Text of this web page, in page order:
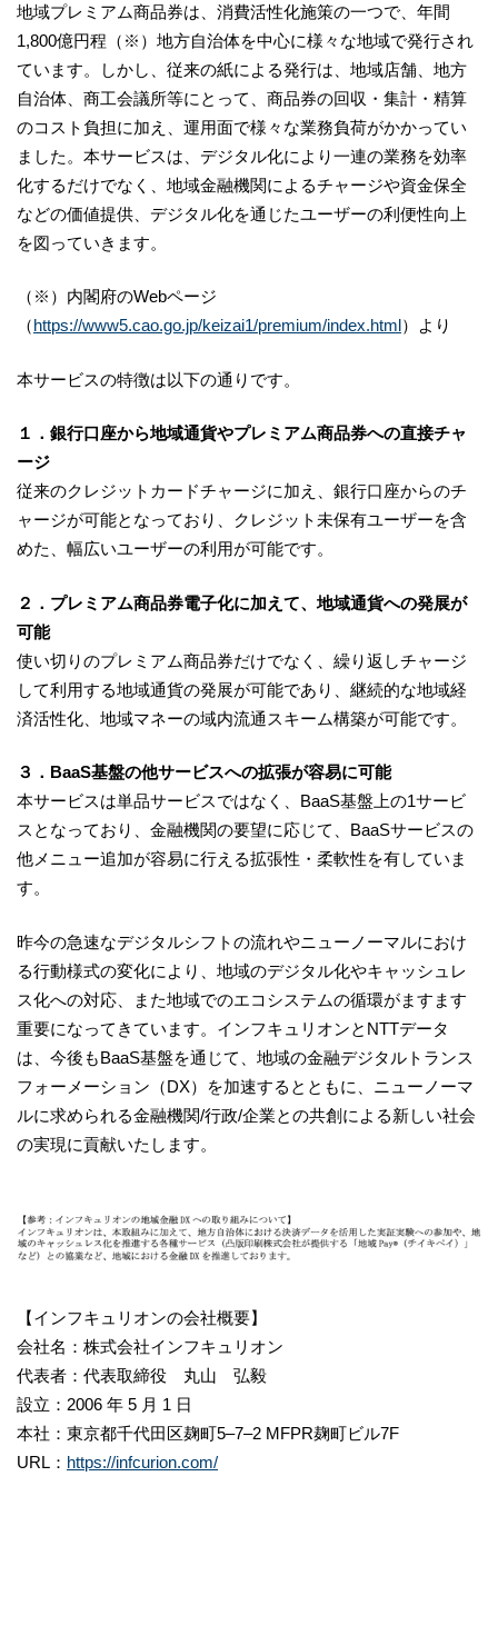
地域プレミアム商品券は、消費活性化施策の一つで、年間
1,800億円程（※）地方自治体を中心に様々な地域で発行され
ています。しかし、従来の紙による発行は、地域店舗、地方
自治体、商工会議所等にとって、商品券の回収・集計・精算
のコスト負担に加え、運用面で様々な業務負荷がかかってい
ました。本サービスは、デジタル化により一連の業務を効率
化するだけでなく、地域金融機関によるチャージや資金保全
などの価値提供、デジタル化を通じたユーザーの利便性向上
を図っていきます。
（※）内閣府のWebページ
（https://www5.cao.go.jp/keizai1/premium/index.html）より
本サービスの特徴は以下の通りです。
１．銀行口座から地域通貨やプレミアム商品券への直接チャ
ージ
従来のクレジットカードチャージに加え、銀行口座からのチ
ャージが可能となっており、クレジット未保有ユーザーを含
めた、幅広いユーザーの利用が可能です。
２．プレミアム商品券電子化に加えて、地域通貨への発展が
可能
使い切りのプレミアム商品券だけでなく、繰り返しチャージ
して利用する地域通貨の発展が可能であり、継続的な地域経
済活性化、地域マネーの域内流通スキーム構築が可能です。
３．BaaS基盤の他サービスへの拡張が容易に可能
本サービスは単品サービスではなく、BaaS基盤上の1サービ
スとなっており、金融機関の要望に応じて、BaaSサービスの
他メニュー追加が容易に行える拡張性・柔軟性を有していま
す。
昨今の急速なデジタルシフトの流れやニューノーマルにおけ
る行動様式の変化により、地域のデジタル化やキャッシュレ
ス化への対応、また地域でのエコシステムの循環がますます
重要になってきています。インフキュリオンとNTTデータ
は、今後もBaaS基盤を通じて、地域の金融デジタルトランス
フォーメーション（DX）を加速するとともに、ニューノーマ
ルに求められる金融機関/行政/企業との共創による新しい社会
の実現に貢献いたします。
【インフキュリオンの会社概要】
会社名：株式会社インフキュリオン
代表者：代表取締役 丸山 弘毅
設立：2006 年 5 月 1 日
本社：東京都千代田区麹町5‒7‒2 MFPR麹町ビル7F
URL： https://infcurion.com/